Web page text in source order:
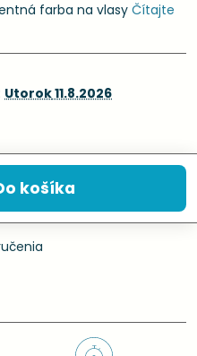
farba na vlasyČítajte
Utorok11.8.2026
Do košíka